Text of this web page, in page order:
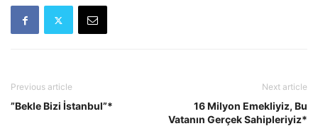
Previous article
”Bekle Bizi İstanbul”*
Next article
16 Milyon Emekliyiz, Bu
Vatanın Gerçek Sahipleriyiz*